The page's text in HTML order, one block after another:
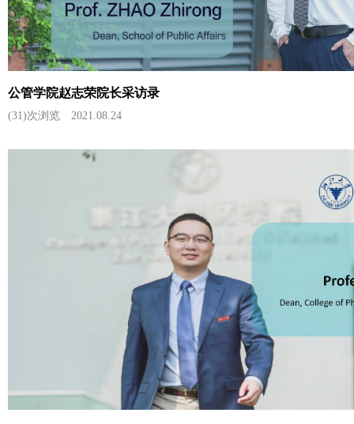
公管学院赵志荣院长采访录
(31)次浏览 2021.08.24